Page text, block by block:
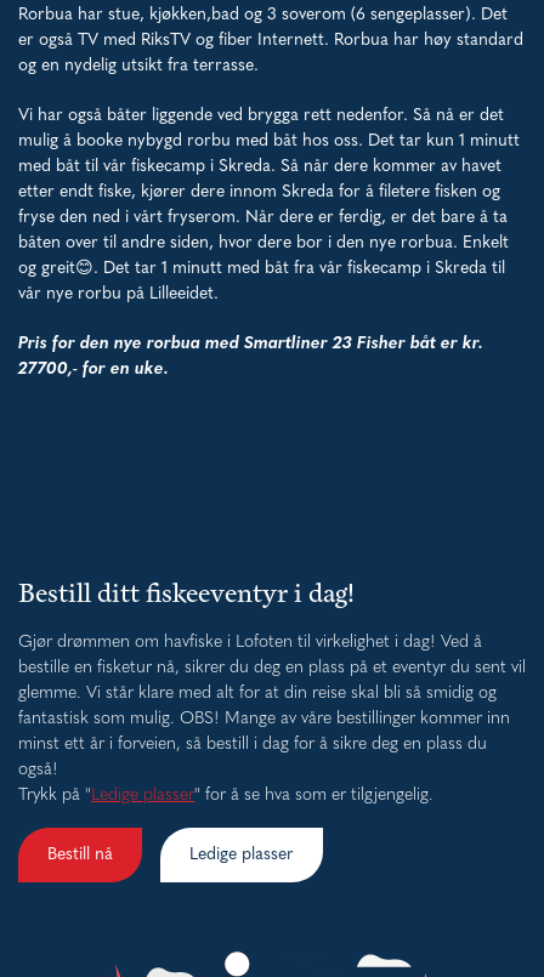
Rorbua har stue, kjøkken,bad og 3 soverom (6 sengeplasser). Det
er også TV med RiksTV og fiber Internett. Rorbua har høy standard
og en nydelig utsikt fra terrasse.
Vi har også båter liggende ved brygga rett nedenfor. Så nå er det
mulig å booke nybygd rorbu med båt hos oss. Det tar kun 1 minutt
med båt til vår fiskecamp i Skreda. Så når dere kommer av havet
etter endt fiske, kjører dere innom Skreda for å filetere fisken og
fryse den ned i vårt fryserom. Når dere er ferdig, er det bare å ta
båten over til andre siden, hvor dere bor i den nye rorbua. Enkelt
og greit😊. Det tar 1 minutt med båt fra vår fiskecamp i Skreda til
vår nye rorbu på Lilleeidet.
Pris for den nye rorbua med Smartliner 23 Fisher båt er kr.
27700,- for en uke.
Bestill ditt fiskeeventyr i dag!
Gjør drømmen om havfiske i Lofoten til virkelighet i dag! Ved å
bestille en fisketur nå, sikrer du deg en plass på et eventyr du sent vil
glemme. Vi står klare med alt for at din reise skal bli så smidig og
fantastisk som mulig. OBS! Mange av våre bestillinger kommer inn
minst ett år i forveien, så bestill i dag for å sikre deg en plass du
også!
Trykk på "Ledige plasser" for å se hva som er tilgjengelig.
Bestill nå Ledige plasser